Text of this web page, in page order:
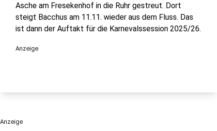
Asche am Fresekenhof in die Ruhr gestreut. Dort
steigt Bacchus am 11.11. wieder aus dem Fluss. Das
ist dann der Auftakt für die Karnevalssession 2025/26.
Anzeige
Anzeige